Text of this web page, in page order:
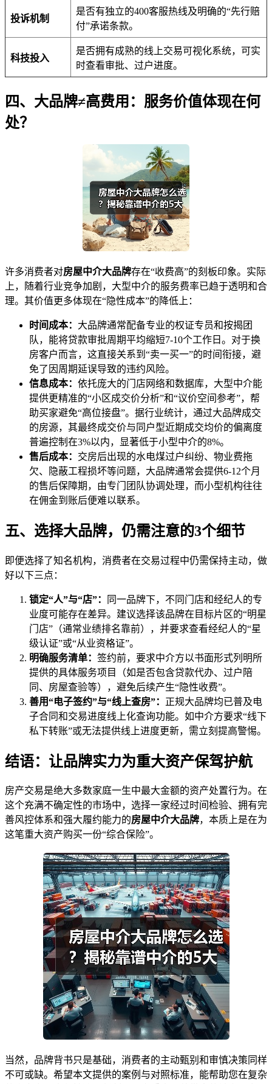
投诉机制
是否有独立的400客服热线及明确的“先行赔
付”承诺条款。
科技投入
是否拥有成熟的线上交易可视化系统，可实
时查看审批、过户进度。
四、大品牌≠高费用：服务价值体现在何
处？
许多消费者对房屋中介大品牌存在“收费高”的刻板印象。实际
上，随着行业竞争加剧，大型中介的服务费率已趋于透明和合
理。其价值更多体现在“隐性成本”的降低上：
时间成本： 大品牌通常配备专业的权证专员和按揭团
队，能将贷款审批周期平均缩短7-10个工作日。对于换
房客户而言，这直接关系到“卖一买一”的时间衔接，避
免了因周期延误导致的违约风险。
信息成本： 依托庞大的门店网络和数据库，大型中介能
提供更精准的“小区成交价分析”和“议价空间参考”，帮
助买家避免“高位接盘”。据行业统计，通过大品牌成交
的房源，其最终成交价与同户型近期成交均价的偏离度
普遍控制在3%以内，显著低于小型中介的8%。
售后成本： 交房后出现的水电煤过户纠纷、物业费拖
欠、隐蔽工程损坏等问题，大品牌通常会提供6-12个月
的售后保障期，由专门团队协调处理，而小型机构往往
在佣金到账后便难以联系。
五、选择大品牌，仍需注意的3个细节
即便选择了知名机构，消费者在交易过程中仍需保持主动，做
好以下三点：
锁定“人”与“店”：
同一品牌下，不同门店和经纪人的专
业度可能存在差异。建议选择该品牌在目标片区的“明星
门店”（通常业绩排名靠前），并要求查看经纪人的“星
级认证”或“从业资格证”。
明确服务清单： 签约前，要求中介方以书面形式列明所
提供的具体服务项目（如是否包含贷款代办、过户陪
同、房屋查验等），避免后续产生“隐性收费”。
善用“电子签约”与“线上查房”： 正规大品牌均已普及电
子合同和交易进度线上化查询功能。如中介方要求“线下
私下转账”或无法提供线上进度更新，需立刻提高警惕。
结语：让品牌实力为重大资产保驾护航
房产交易是绝大多数家庭一生中最大金额的资产处置行为。在
这个充满不确定性的市场中，选择一家经过时间检验、拥有完
善风控体系和强大履约能力的房屋中介大品牌，本质上是在为
这笔重大资产购买一份“综合保险”。
当然，品牌背书只是基础，消费者的主动甄别和审慎决策同样
不可或缺。希望本文提供的案例与对照标准，能帮助您在复杂